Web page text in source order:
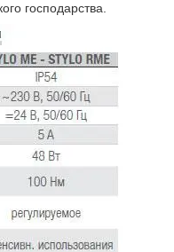
господарства.